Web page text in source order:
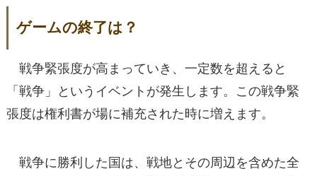
ゲームの終了は？
戦争緊張度が高まっていき、一定数を超えると
「戦争」というイベントが発生します。この戦争緊
張度は権利書が場に補充された時に増えます。
戦争に勝利した国は、戦地とその周辺を含めた全